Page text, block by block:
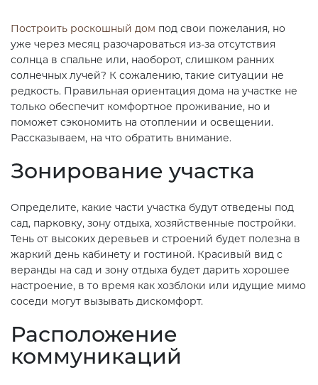
Построить роскошный дом под свои пожелания, но
уже через месяц разочароваться из-за отсутствия
солнца в спальне или, наоборот, слишком ранних
солнечных лучей? К сожалению, такие ситуации не
редкость. Правильная ориентация дома на участке не
только обеспечит комфортное проживание, но и
поможет сэкономить на отоплении и освещении.
Рассказываем, на что обратить внимание.
Зонирование участка
Определите, какие части участка будут отведены под
сад, парковку, зону отдыха, хозяйственные постройки.
Тень от высоких деревьев и строений будет полезна в
жаркий день кабинету и гостиной. Красивый вид с
веранды на сад и зону отдыха будет дарить хорошее
настроение, в то время как хозблоки или идущие мимо
соседи могут вызывать дискомфорт.
Расположение
коммуникаций